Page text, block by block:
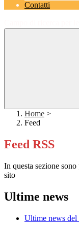
Contatti
Home >
Feed
Feed RSS
In questa sezione
sito
Ultime news
Ultime news del